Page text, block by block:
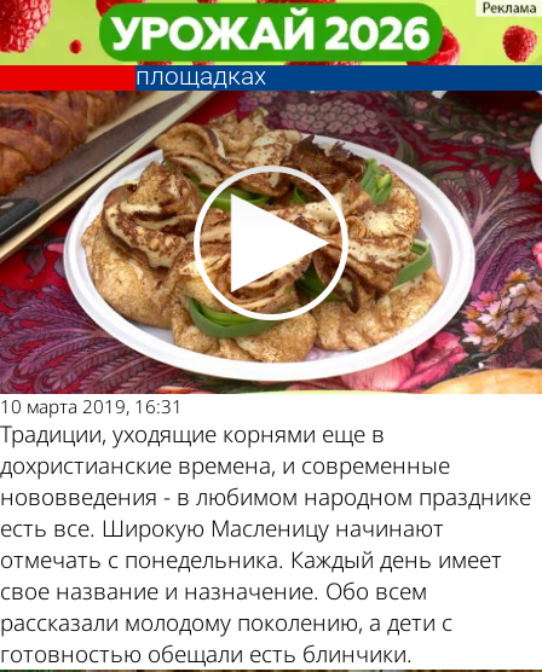
Жители и гости Пензы отметили
Масленицу на нескольких
площадках
Культура
10 марта 2019, 16:31
Традиции, уходящие корнями еще в
дохристианские времена, и современные
нововведения - в любимом народном празднике
есть все. Широкую Масленицу начинают
отмечать с понедельника. Каждый день имеет
свое название и назначение. Обо всем
рассказали молодому поколению, а дети с
готовностью обещали есть блинчики.
Жители и гости Пензы отметили
Масленицу на нескольких
площадках
Культура
Другие
новости
по теме
Погода и
курсы
валют в
Пензе